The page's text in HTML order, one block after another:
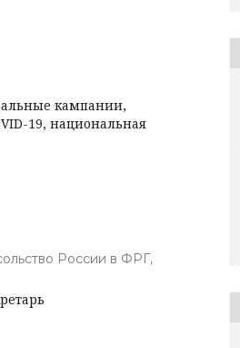
кампании,
19, национальная
России в ФРГ,